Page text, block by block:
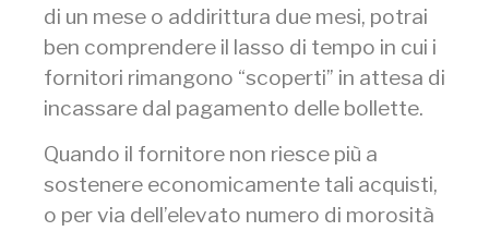
di un mese o addirittura due mesi, potrai
ben comprendere il lasso di tempo in cui i
fornitori rimangono “scoperti” in attesa di
incassare dal pagamento delle bollette.
Quando il fornitore non riesce più a
sostenere economicamente tali acquisti,
o per via dell’elevato numero di morosità